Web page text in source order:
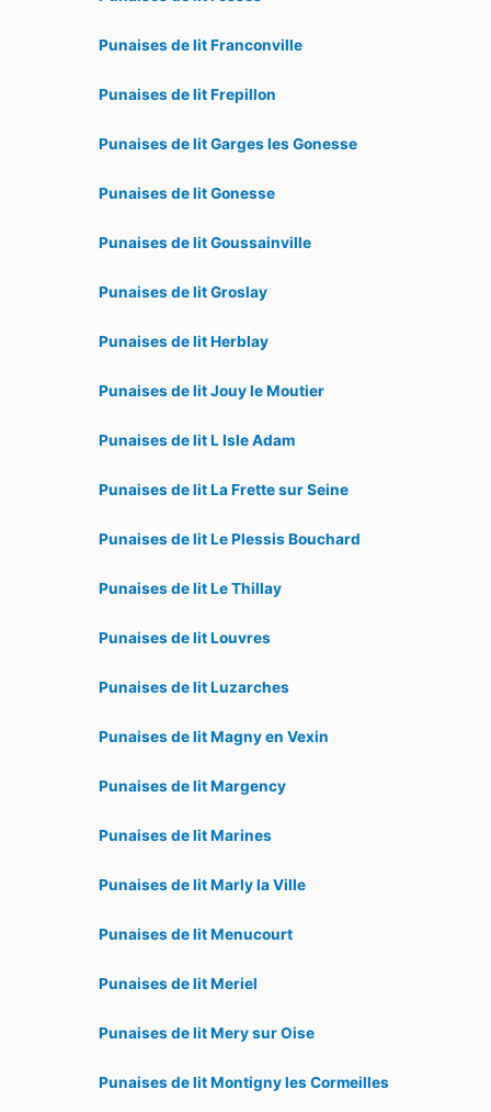
Punaises de lit Franconville
Punaises de lit Frepillon
Punaises de lit Garges les Gonesse
Punaises de lit Gonesse
Punaises de lit Goussainville
Punaises de lit Groslay
Punaises de lit Herblay
Punaises de lit Jouy le Moutier
Punaises de lit L Isle Adam
Punaises de lit La Frette sur Seine
Punaises de lit Le Plessis Bouchard
Punaises de lit Le Thillay
Punaises de lit Louvres
Punaises de lit Luzarches
Punaises de lit Magny en Vexin
Punaises de lit Margency
Punaises de lit Marines
Punaises de lit Marly la Ville
Punaises de lit Menucourt
Punaises de lit Meriel
Punaises de lit Mery sur Oise
Punaises de lit Montigny les Cormeilles